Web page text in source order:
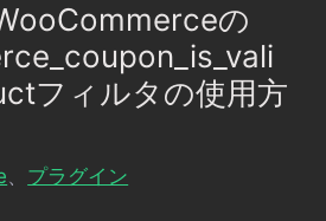
ュ
ー
の
フィルタの使用方
プラグイン